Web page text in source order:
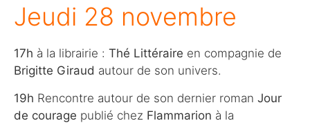
Jeudi 28 novembre
17h à la librairie : Thé Littéraire en compagnie de
Brigitte Giraud autour de son univers.
19h Rencontre autour de son dernier roman Jour
de courage publié chez Flammarion à la